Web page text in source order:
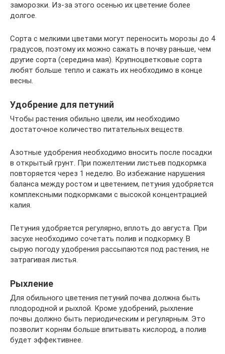
заморозки. Из-за этого осенью их цветение более
долгое.
Сорта с мелкими цветами могут переносить морозы до 4
градусов, поэтому их можно сажать в почву раньше, чем
другие сорта (середина мая). Крупноцветковые сорта
любят больше тепло и сажать их необходимо в конце
весны.
Удобрение для петуний
Чтобы растения обильно цвели, им необходимо
достаточное количество питательных веществ.
Азотные удобрения необходимо вносить после посадки
в открытый грунт. При пожелтении листьев подкормка
повторяется через 1 неделю. Во избежание нарушения
баланса между ростом и цветением, петуния удобряется
комплексными подкормками с высокой концентрацией
калия.
Петуния удобряется регулярно, вплоть до августа. При
засухе необходимо сочетать полив и подкормку. В
сырую погоду удобрения рассыпаются под растения, не
затрагивая листья.
Рыхление
Для обильного цветения петуний почва должна быть
плодородной и рыхлой. Кроме удобрений, рыхление
почвы должно быть периодическим и регулярным. Это
позволит корням больше впитывать кислород, а полив
будет эффективнее.